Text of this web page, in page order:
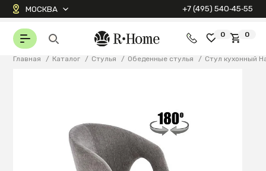
МОСКВА +7 (495) 540‑45‑55
0 0
Главная / Каталог / Стулья / Обеденные стулья / Стул кухонный